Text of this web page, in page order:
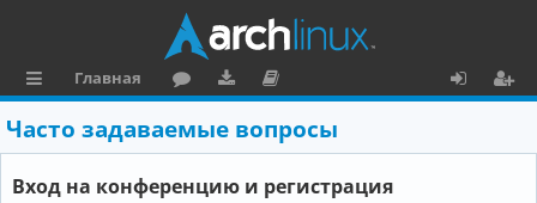
ы
л
Главная
ру
м
ру
зк
ку
м
о
и
Часто задаваемые вопросы
Вход на конференцию и регистрация